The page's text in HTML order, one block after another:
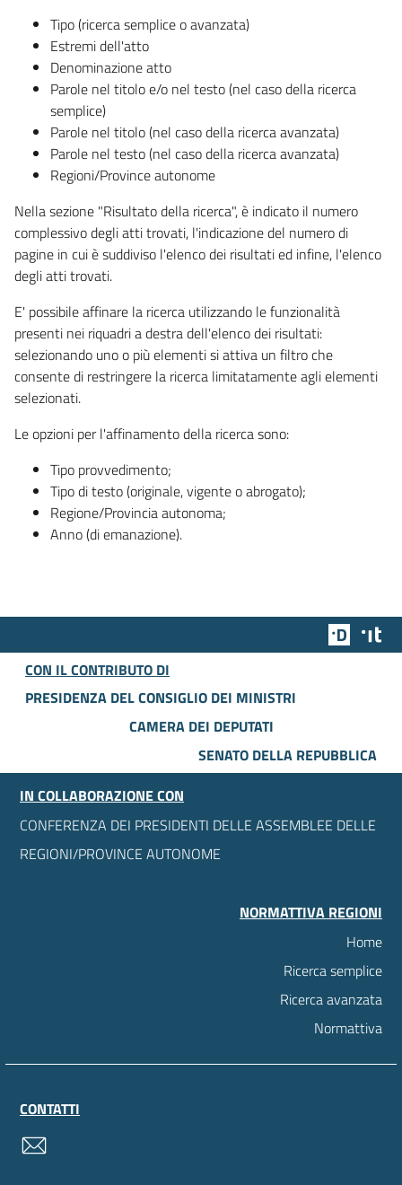
Tipo (ricerca semplice o avanzata)
Estremi dell'atto
Denominazione atto
Parole nel titolo e/o nel testo (nel caso della ricerca
semplice)
Parole nel titolo (nel caso della ricerca avanzata)
Parole nel testo (nel caso della ricerca avanzata)
Regioni/Province autonome
Nella sezione "Risultato della ricerca", è indicato il numero
complessivo degli atti trovati, l'indicazione del numero di
pagine in cui è suddiviso l'elenco dei risultati ed infine, l'elenco
degli atti trovati.
E' possibile affinare la ricerca utilizzando le funzionalità
presenti nei riquadri a destra dell'elenco dei risultati:
selezionando uno o più elementi si attiva un filtro che
consente di restringere la ricerca limitatamente agli elementi
selezionati.
Le opzioni per l'affinamento della ricerca sono:
Tipo provvedimento;
Tipo di testo (originale, vigente o abrogato);
Regione/Provincia autonoma;
Anno (di emanazione).
Team
CON IL CONTRIBUTO DI
PRESIDENZA DEL CONSIGLIO DEI MINISTRI
CAMERA DEI DEPUTATI
SENATO DELLA REPUBBLICA
IN COLLABORAZIONE CON
CONFERENZA DEI PRESIDENTI DELLE ASSEMBLEE DELLE
REGIONI/PROVINCE AUTONOME
NORMATTIVA REGIONI
Home
Ricerca semplice
Ricerca avanzata
Normattiva
CONTATTI